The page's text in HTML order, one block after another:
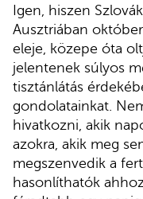
Igen, hiszen
Ausztriában
eleje, közepe óta
jelentenek súlyos
tisztánlátás
gondolatainkat.
hivatkozni, akik
azokra, akik meg
megszenvedik a
hasonlíthatók